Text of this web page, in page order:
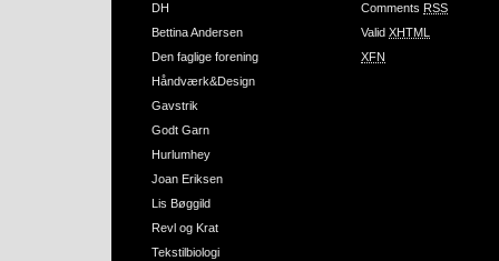
DH
Bettina Andersen
Den faglige forening
Håndværk&Design
Gavstrik
Godt Garn
Hurlumhey
Joan Eriksen
Lis Bøggild
Revl og Krat
Tekstilbiologi
Comments RSS
Valid XHTML
XFN